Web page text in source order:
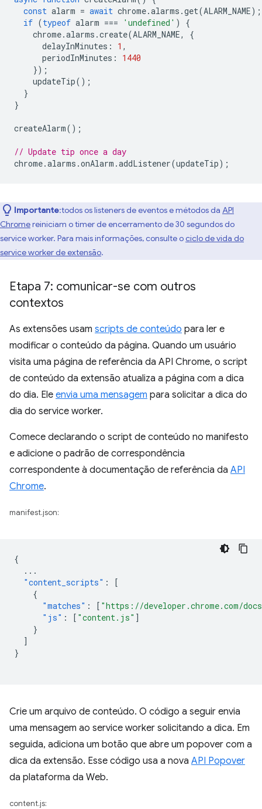
const alarm = await chrome.alarms .get(ALARM_NAME);
if (typeof alarm === 'undefined' )
{
chrome.alarms .create(ALARM_NAME,
{
delayInMinutes : 1 ,
periodInMinutes :
1440
});
updateTip();
}
}
createAlarm();
// Update tip once a day
chrome.alarms .onAlarm .addListener(updateTip);
Importante:todos os listeners de eventos e métodos da API
Chromereiniciam o timer de encerramento de 30 segundos do
service worker. Para mais informações, consulte ociclo de vida do
service worker de extensão.
Etapa 7: comunicar-se com outros
contextos
As extensões usam scripts de conteúdo para ler e
modificar o conteúdo da página. Quando um usuário
visita uma página de referência da API Chrome, o script
de conteúdo da extensão atualiza a página com a dica
do dia. Ele envia uma mensagem para solicitar a dica do
dia do service worker.
Comece declarando o script de conteúdo no manifesto
e adicione o padrão de correspondência
correspondente à documentação de referência da API
Chrome.
manifest.json:
{
...
"content_scripts" :
[
{
"matches" : [ "https://developer.chrome.com/
"js" : [ "content.js" ]
}
]
}
Crie um arquivo de conteúdo. O código a seguir envia
uma mensagem ao service worker solicitando a dica. Em
seguida, adiciona um botão que abre um popover com a
dica da extensão. Esse código usa a nova API Popover
da plataforma da Web.
content.js: